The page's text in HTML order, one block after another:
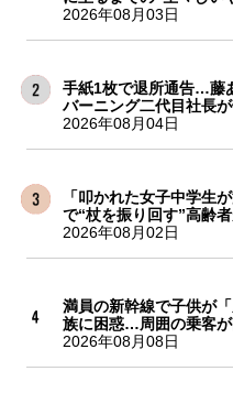
2026年08月03日
手紙1枚で退所通告…藤
バーニング二代目社長
2026年08月04日
「叩かれた女子中学生
で“杖を振り回す”高齢
2026年08月02日
満員の新幹線で子供が
族に困惑…周囲の乗客
2026年08月08日